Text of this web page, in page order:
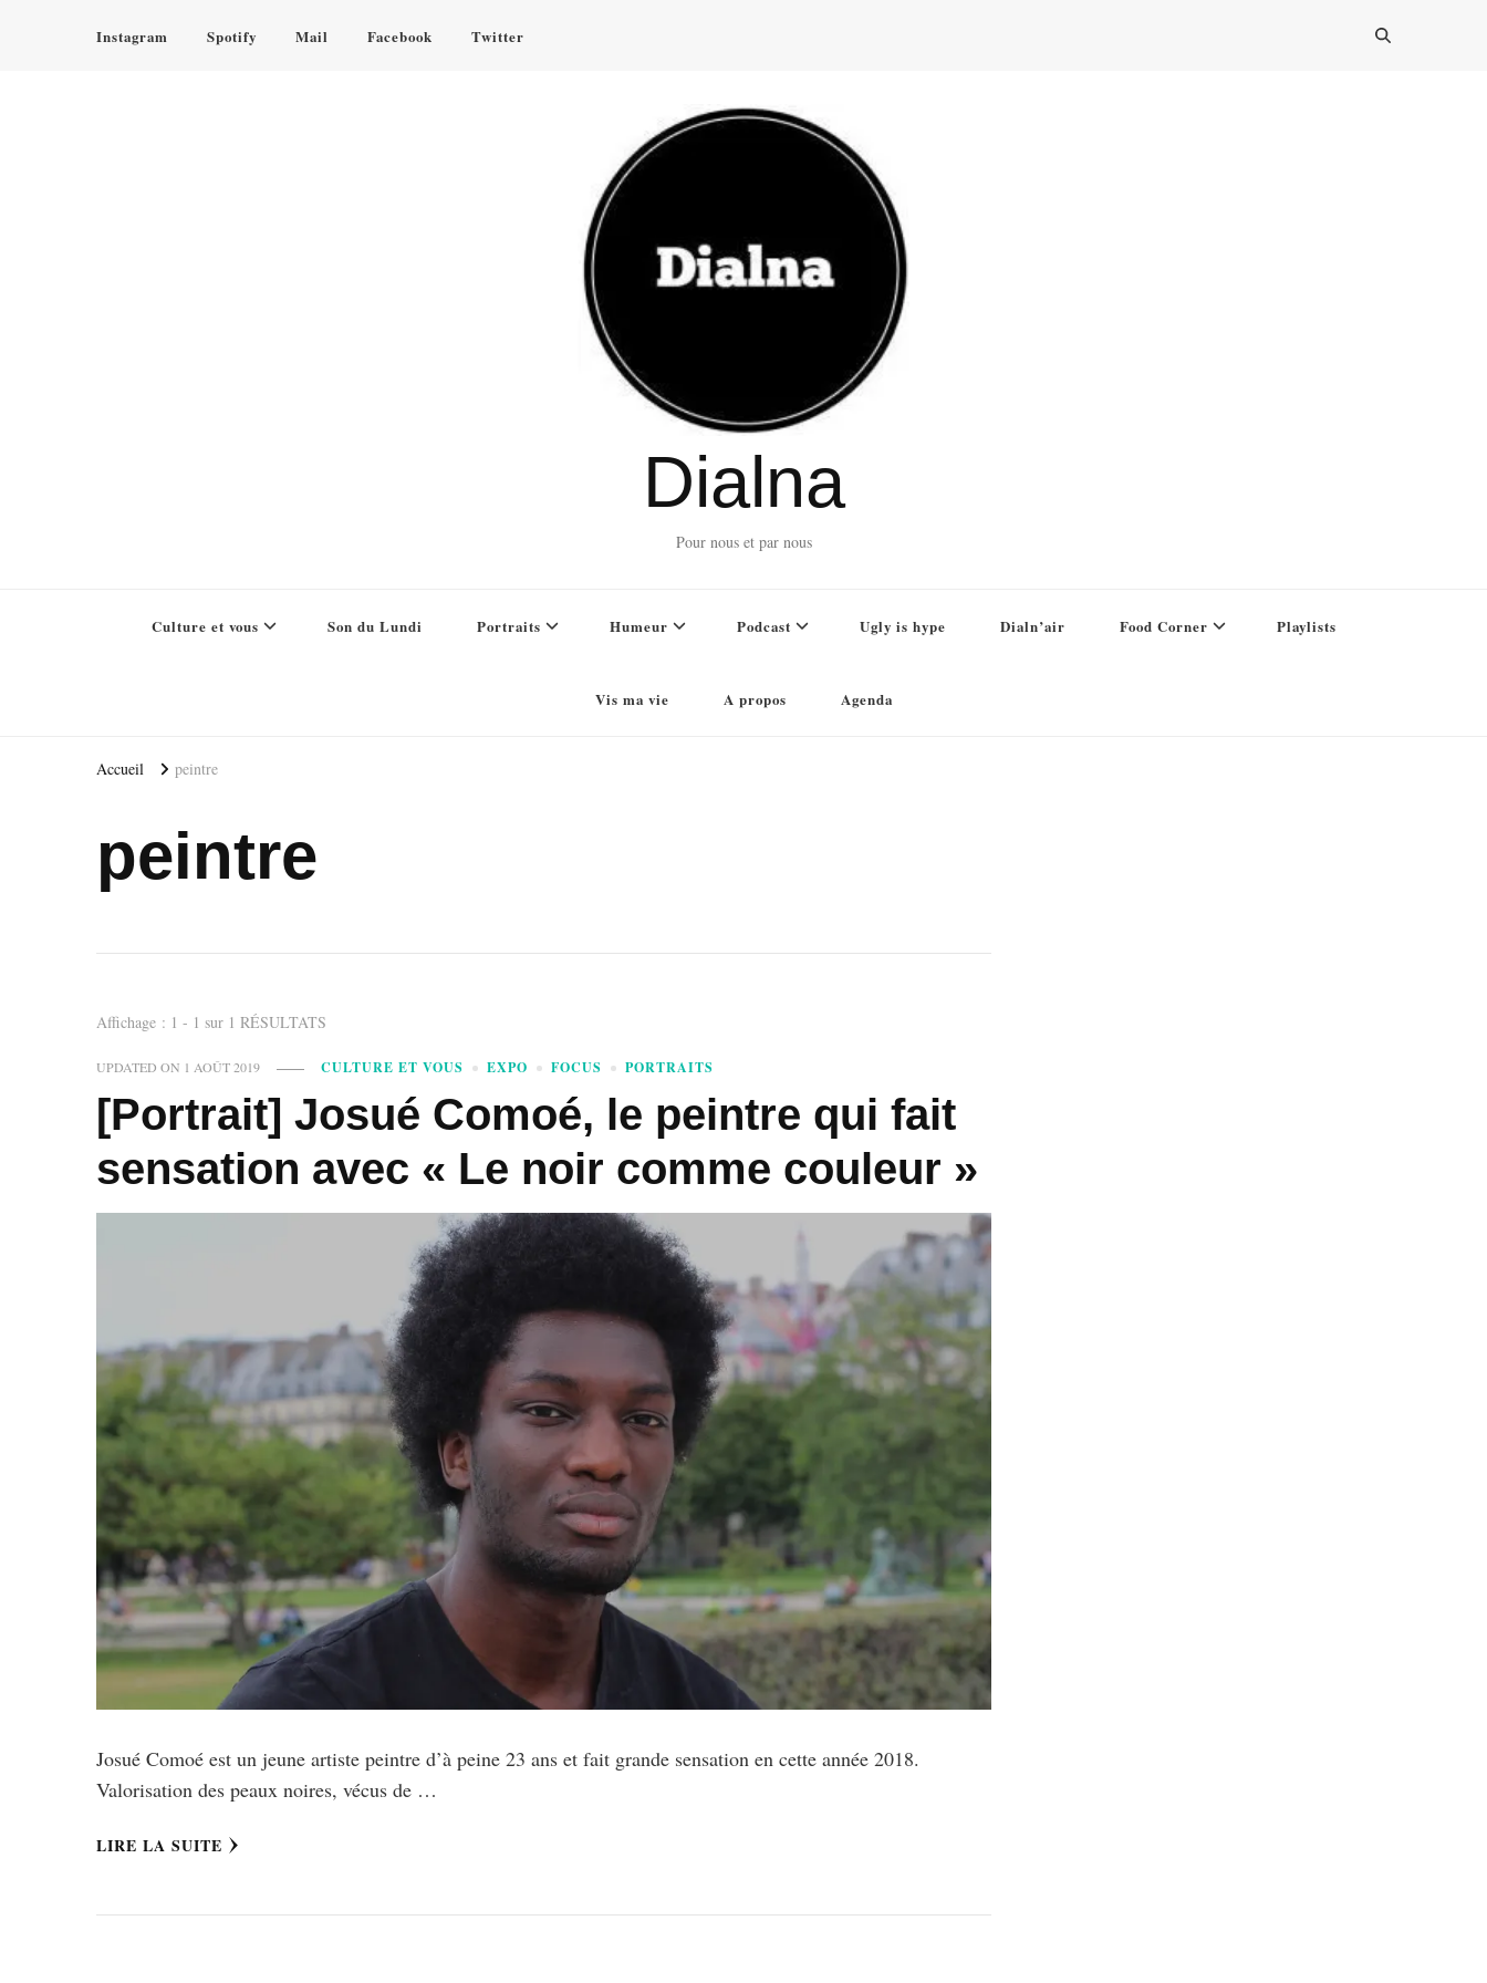
Instagram Spotify Mail Facebook Twitter
Dialna
Pour nous et par nous
Culture et vous Son du Lundi Portraits Humeur Podcast Ugly is hype Dialn’air Food Corner Playlists
Vis ma vie A propos Agenda
Accueil peintre
peintre
Affichage : 1 - 1 sur 1 RÉSULTATS
UPDATED ON 1 AOÛT 2019 CULTURE ET VOUS EXPO FOCUS PORTRAITS
[Portrait] Josué Comoé, le peintre qui fait
sensation avec « Le noir comme couleur »
Josué Comoé est un jeune artiste peintre d’à peine 23 ans et fait grande sensation en cette année 2018.
Valorisation des peaux noires, vécus de …
LIRE LA SUITE